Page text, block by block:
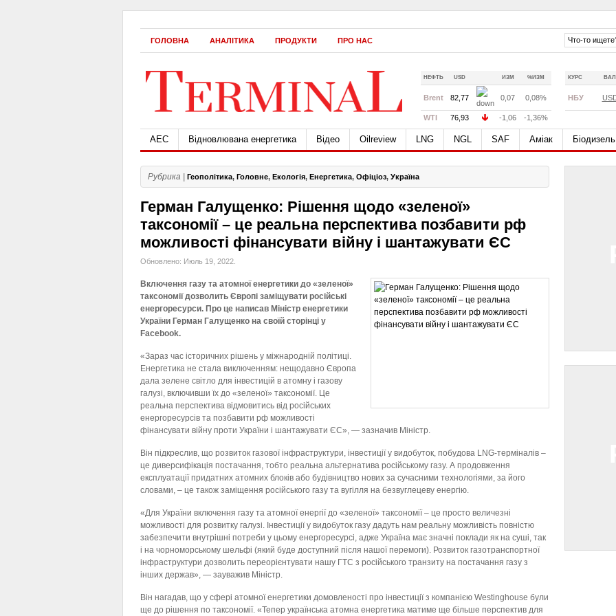
ГОЛОВНА АНАЛІТИКА ПРОДУКТИ ПРО НАС
КУРС ВАЛ
НБУ
НЕФТЬ USD ИЗМ %ИЗМ
Brent 82,77 0,07 0,08%
WTI 76,93 -1,06 -1,36%
АЕС Відновлювана енергетика Відео Oilreview LNG NGL SAF Аміак Біодизель
Рубрика | Геополітика, Головне, Екологія, Енергетика, Офіціоз, Україна
Герман Галущенко: Рішення щодо «зеленої»
таксономії – це реальна перспектива позбавити рф
можливості фінансувати війну і шантажувати ЄС
Обновлено: Июль 19, 2022.
Включення газу та атомної енергетики до «зеленої»
таксономії дозволить Європі заміщувати російські
енергоресурси. Про це написав Міністр енергетики
України Герман Галущенко на своїй сторінці у
Facebook.
«Зараз час історичних рішень у міжнародній політиці.
Енергетика не стала виключенням: нещодавно Європа
дала зелене світло для інвестицій в атомну і газову
галузі, включивши їх до «зеленої» таксономії. Це
реальна перспектива відмовитись від російських
енергоресурсів та позбавити рф можливості
фінансувати війну проти України і шантажувати ЄС», — зазначив Міністр.
Він підкреслив, що розвиток газової інфраструктури, інвестиції у видобуток, побудова LNG-терміналів –
це диверсифікація постачання, тобто реальна альтернатива російському газу. А продовження
експлуатації придатних атомних блоків або будівництво нових за сучасними технологіями, за його
словами, – це також заміщення російського газу та вугілля на безвуглецеву енергію.
«Для України включення газу та атомної енергії до «зеленої» таксономії – це просто величезні
можливості для розвитку галузі. Інвестиції у видобуток газу дадуть нам реальну можливість повністю
забезпечити внутрішні потреби у цьому енергоресурсі, адже Україна має значні поклади як на суші, так
і на чорноморському шельфі (який буде доступний після нашої перемоги). Розвиток газотранспортної
інфраструктури дозволить переорієнтувати нашу ГТС з російського транзиту на постачання газу з
інших держав», — зауважив Міністр.
Він нагадав, що у сфері атомної енергетики домовленості про інвестиції з компанією Westinghouse були
ще до рішення по таксономії. «Тепер українська атомна енергетика матиме ще більше перспектив для